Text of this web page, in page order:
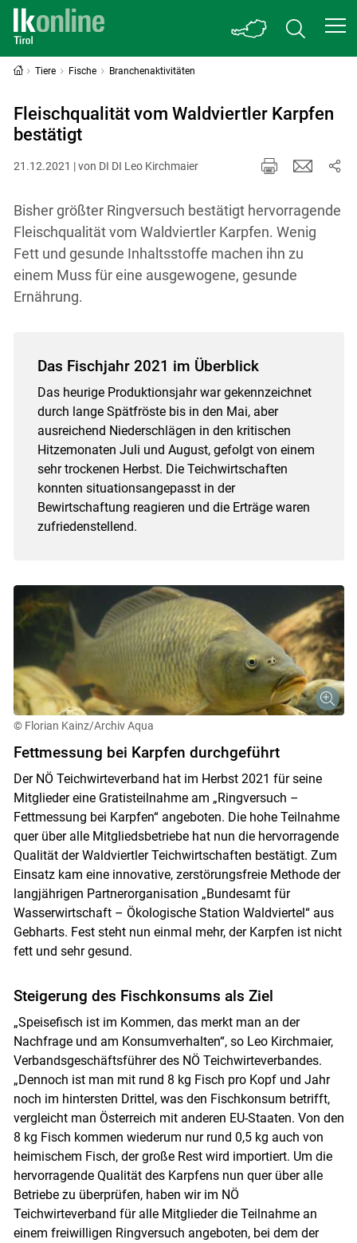
Skip to main content
Tiere Fische Branchenaktivitäten
Fleischqualität vom Waldviertler Karpfen
bestätigt
21.12.2021 | von DI DI Leo Kirchmaier
Bisher größter Ringversuch bestätigt hervorragende
Fleischqualität vom Waldviertler Karpfen. Wenig
Fett und gesunde Inhaltsstoffe machen ihn zu
einem Muss für eine ausgewogene, gesunde
Ernährung.
Das Fischjahr 2021 im Überblick
Das heurige Produktionsjahr war gekennzeichnet
durch lange Spätfröste bis in den Mai, aber
ausreichend Niederschlägen in den kritischen
Hitzemonaten Juli und August, gefolgt von einem
sehr trockenen Herbst. Die Teichwirtschaften
konnten situationsangepasst in der
Bewirtschaftung reagieren und die Erträge waren
zufriedenstellend.
© Florian Kainz/Archiv Aqua
Fettmessung bei Karpfen durchgeführt
Der NÖ Teichwirteverband hat im Herbst 2021 für seine
Mitglieder eine Gratisteilnahme am „Ringversuch –
Fettmessung bei Karpfen“ angeboten. Die hohe Teilnahme
quer über alle Mitgliedsbetriebe hat nun die hervorragende
Qualität der Waldviertler Teichwirtschaften bestätigt. Zum
Einsatz kam eine innovative, zerstörungsfreie Methode der
langjährigen Partnerorganisation „Bundesamt für
Wasserwirtschaft – Ökologische Station Waldviertel“ aus
Gebharts. Fest steht nun einmal mehr, der Karpfen ist nicht
fett und sehr gesund.
Steigerung des Fischkonsums als Ziel
„Speisefisch ist im Kommen, das merkt man an der
Nachfrage und am Konsumverhalten“, so Leo Kirchmaier,
Verbandsgeschäftsführer des NÖ Teichwirteverbandes.
„Dennoch ist man mit rund 8 kg Fisch pro Kopf und Jahr
noch im hintersten Drittel, was den Fischkonsum betrifft,
vergleicht man Österreich mit anderen EU-Staaten. Von den
8 kg Fisch kommen wiederum nur rund 0,5 kg auch von
heimischem Fisch, der große Rest wird importiert. Um die
hervorragende Qualität des Karpfens nun quer über alle
Betriebe zu überprüfen, haben wir im NÖ
Teichwirteverband für alle Mitglieder die Teilnahme an
einem freiwilligen Ringversuch angeboten, bei dem der